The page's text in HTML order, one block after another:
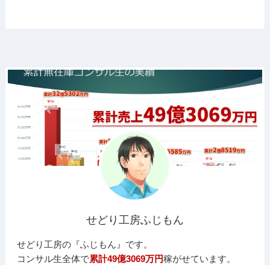
せどり工房ふじもん
せどり工房の『ふじもん』です。
コンサル生全体で累計49億3069万円稼がせています。